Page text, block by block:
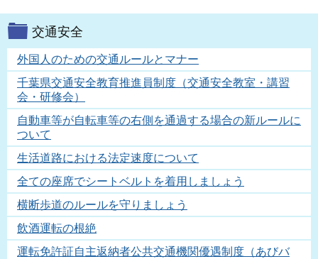
交通安全
外国人のための交通ルールとマナー
千葉県交通安全教育推進員制度（交通安全教室・講習
会・研修会）
自動車等が自転車等の右側を通過する場合の新ルールに
ついて
生活道路における法定速度について
全ての座席でシートベルトを着用しましょう
横断歩道のルールを守りましょう
飲酒運転の根絶
運転免許証自主返納者公共交通機関優遇制度（あびバ